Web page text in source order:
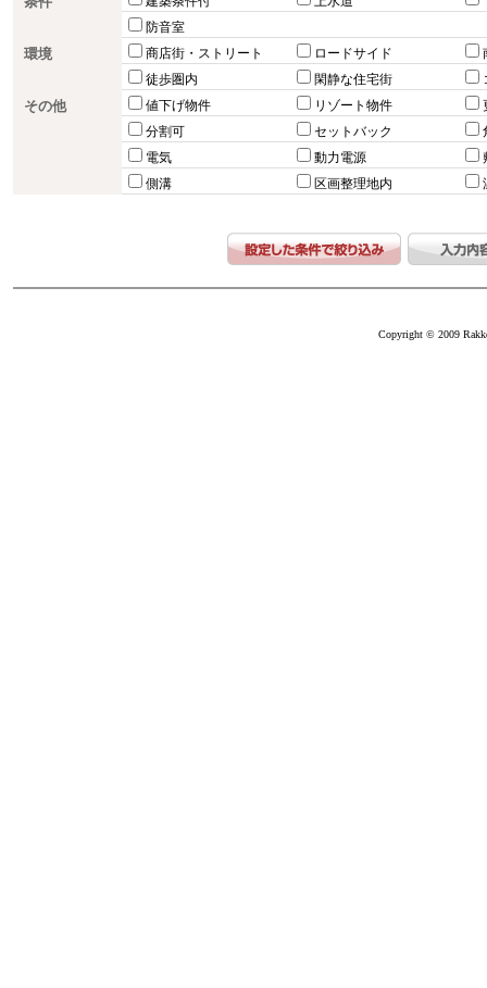
防音室
環境 商店街・ストリート ロードサイド
徒歩圏内
閑静な住宅街
その他 値下げ物件 リゾート物件
分割可
セットバック
電気
動力電源
側溝
区画整理地内
Copyright © 2009